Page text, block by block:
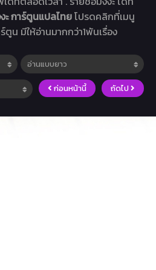
ะ การ์ตูนแปลไทยโปรดคลิกที่เมนู
ตูน มีให้อ่านมากกว่า1พันเรื่อง
ก่อนหน้านี้ ถัดไป